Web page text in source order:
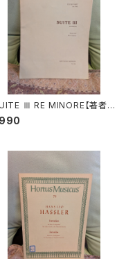
MINORE【著者：
】出版社：EDITION
1966年